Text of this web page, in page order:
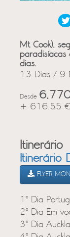
Mt Cook),
paradisíacas
dias.
13 Dias / 9
Desde
+ 616.55 €
Itinerário
Itinerário
FLYER
1º Dia
2º Dia Em
3º Dia